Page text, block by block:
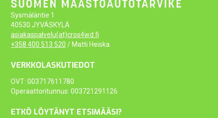
Sysmäläntie 1
40530 JYVÄSKYLÄ
asiakaspalvelu(at)cros4wd.fi
+358 400 513 520 / Matti Heiska
VERKKOLASKUTIEDOT
OVT: 003717611780
Operaattoritunnus: 003721291126
ETKÖ LÖYTÄNYT ETSIMÄÄSI?